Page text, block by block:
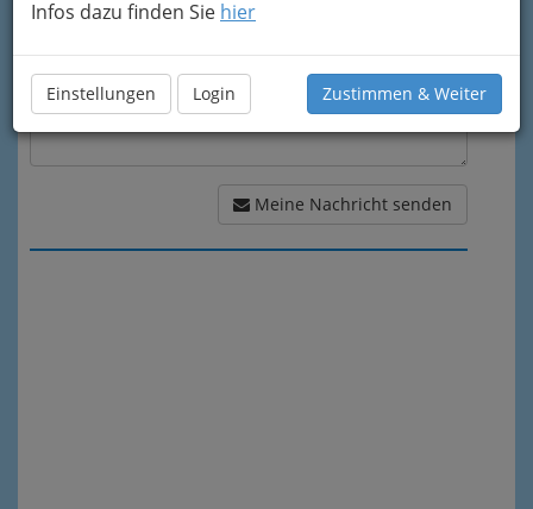
Infos dazu finden Sie hier
Einstellungen Login Zustimmen & Weiter
Meine Nachricht senden